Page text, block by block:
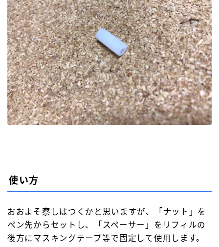
使い方
おおよそ察しはつくかと思いますが、「ナット」を
ペン先からセットし、「スペーサー」をリフィルの
後方にマスキングテープ等で固定して使用します。